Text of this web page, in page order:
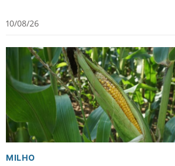
10/08/26
MILHO